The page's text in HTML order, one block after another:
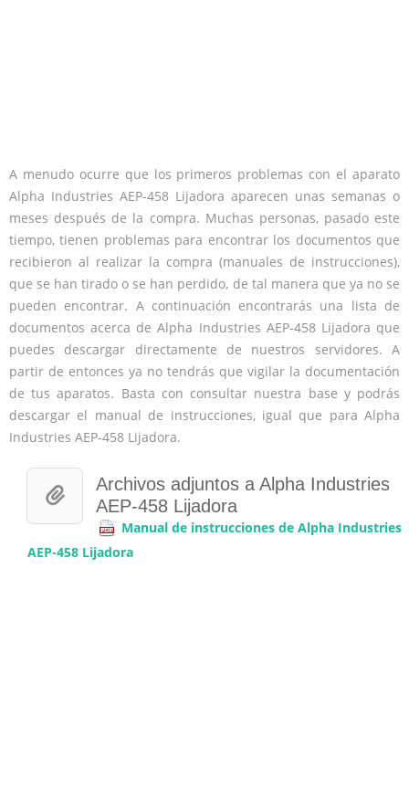
A menudo ocurre que los primeros problemas con el aparato
Alpha Industries AEP-458 Lijadora aparecen unas semanas o
meses después de la compra. Muchas personas, pasado este
tiempo, tienen problemas para encontrar los documentos que
recibieron al realizar la compra (manuales de instrucciones),
que se han tirado o se han perdido, de tal manera que ya no se
pueden encontrar. A continuación encontrarás una lista de
documentos acerca de Alpha Industries AEP-458 Lijadora que
puedes descargar directamente de nuestros servidores. A
partir de entonces ya no tendrás que vigilar la documentación
de tus aparatos. Basta con consultar nuestra base y podrás
descargar el manual de instrucciones, igual que para Alpha
Industries AEP-458 Lijadora.
Archivos adjuntos a Alpha Industries
AEP-458 Lijadora
Manual de instrucciones de Alpha Industries
AEP-458 Lijadora